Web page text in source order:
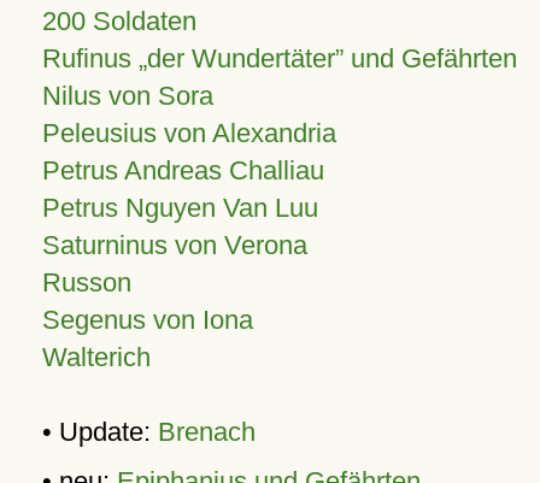
200 Soldaten
Rufinus „der Wundertäter” und Gefährten
Nilus von Sora
Peleusius von Alexandria
Petrus Andreas Challiau
Petrus Nguyen Van Luu
Saturninus von Verona
Russon
Segenus von Iona
Walterich
• Update: Brenach